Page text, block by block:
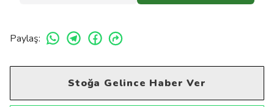
Paylaş:
Stoğa Gelince Haber Ver